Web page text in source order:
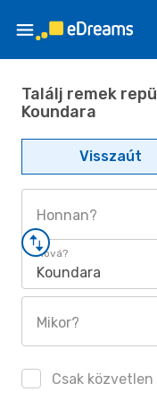
Találj remek
Koundara
Visszaút
Honnan?
Hová?
Koundara
Mikor?
Csak